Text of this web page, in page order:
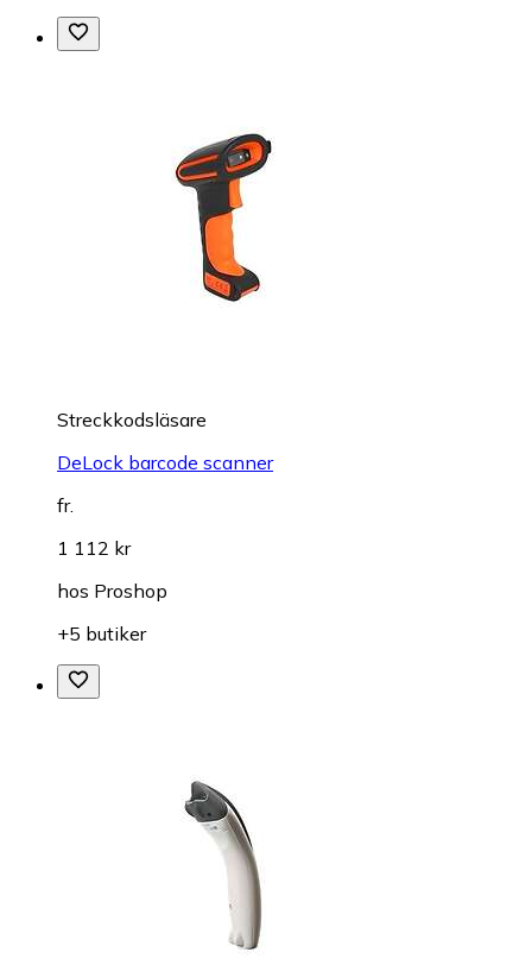
Streckkodsläsare
DeLock barcode scanner
fr.
1 112 kr
hos Proshop
+5 butiker